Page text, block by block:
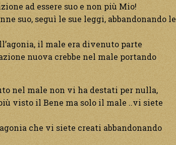
ad essere suo e non più Mio!
suo, seguì le sue leggi, abbandonando le
il male era divenuto parte
nuova crebbe nel male portando
nel male non vi ha destati per nulla,
visto il Bene ma solo il male ..vi siete
che vi siete creati abbandonando